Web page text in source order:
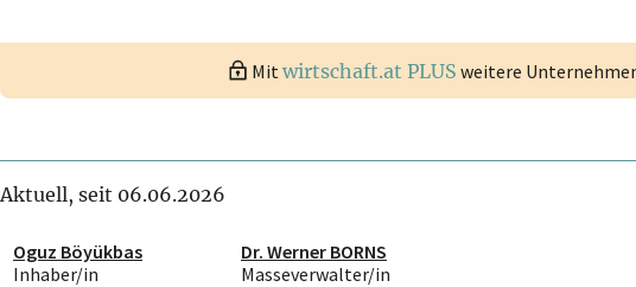
Mit wirtschaft.at PLUS weitere
Aktuell, seit 06.06.2026
Oguz Böyükbas
Inhaber/in
Dr. Werner BORNS
Masseverwalter/in